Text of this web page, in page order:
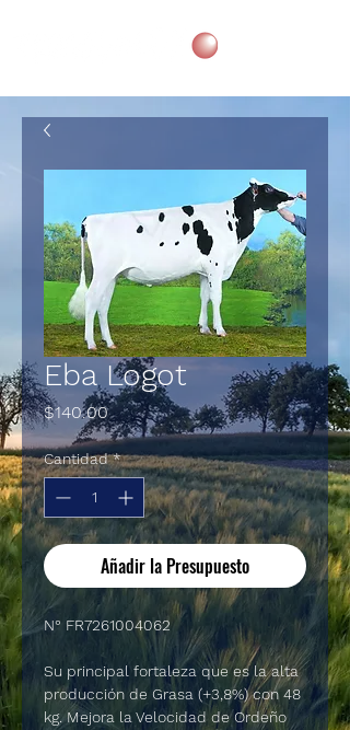
Eba Logot
$140.00Precio
Cantidad *
Añadir la Presupuesto
N° FR7261004062
Su principal fortaleza que es la alta
producción de Grasa (+3,8%) con 48
kg. Mejora la Velocidad de Ordeño